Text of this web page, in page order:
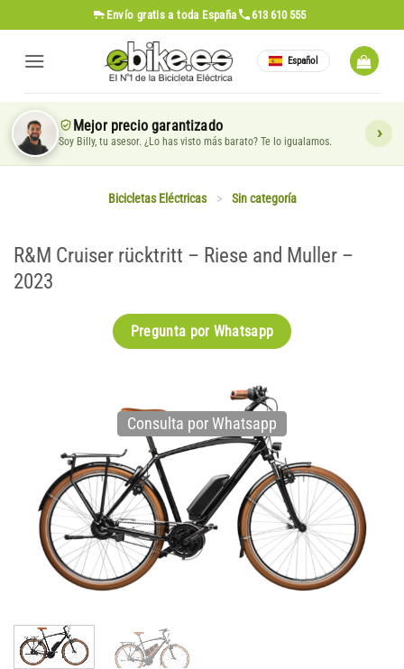
al
contenido
Envío gratis a toda España 613 610 555
Español
Mejor precio garantizado
Soy Billy, tu asesor. ¿Lo has visto más barato? Te lo igualamos.
Bicicletas Eléctricas > Sin categoría
R&M Cruiser rücktritt – Riese and Muller –
2023
Pregunta por Whatsapp
Consulta por Whatsapp